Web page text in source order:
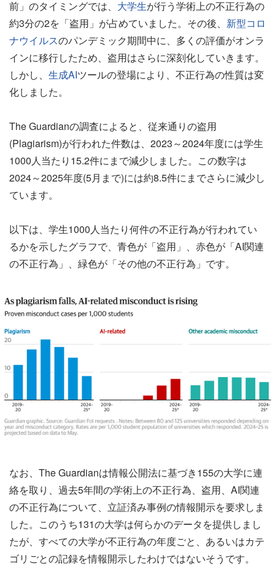
前」のタイミングでは、 大学生が行う学術上の不正行為の
約3分の2を「盗用」が占めていました。その後、 新型コロ
ナウイルスのパンデミック期間中に、多くの評価がオンラ
インに移行したため、盗用はさらに深刻化していきます。
しかし、 生成AIツールの登場により、不正行為の性質は変
化しました。
The Guardianの調査によると、従来通りの盗用
(Plagiarism)が行われた件数は、2023～2024年度には学生
1000人当たり15.2件にまで減少しました。この数字は
2024～2025年度(5月まで)には約8.5件にまでさらに減少し
ています。
以下は、学生1000人当たり何件の不正行為が行われてい
るかを示したグラフで、青色が「盗用」、赤色が「AI関連
の不正行為」、緑色が「その他の不正行為」です。
なお、The Guardianは情報公開法に基づき155の大学に連
絡を取り、過去5年間の学術上の不正行為、盗用、AI関連
の不正行為について、立証済み事例の情報開示を要求しま
した。このうち131の大学は何らかのデータを提供しまし
たが、すべての大学が不正行為の年度ごと、あるいはカテ
ゴリごとの記録を情報開示したわけではないそうです。